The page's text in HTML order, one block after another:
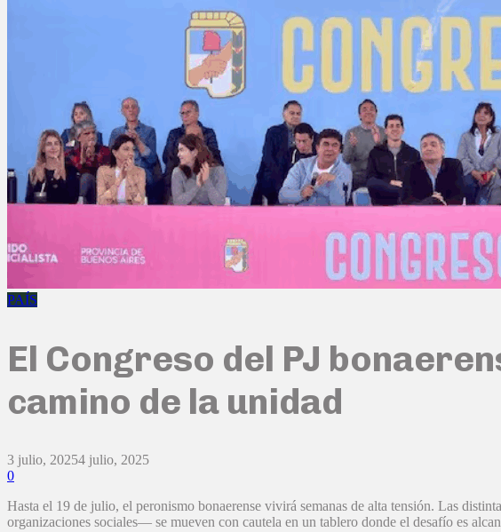
PAÍS
El Congreso del PJ
camino de la unidad
3 julio, 20254 julio, 2025
0
Hasta el 19 de julio, el peronismo bonaerense vivirá semanas de alta tensión. Las
organizaciones sociales— se mueven con cautela en un tablero donde el desafío es